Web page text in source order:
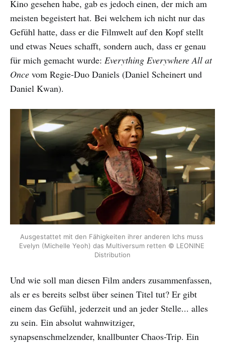
Kino gesehen habe, gab es jedoch einen, der mich am
meisten begeistert hat. Bei welchem ich nicht nur das
Gefühl hatte, dass er die Filmwelt auf den Kopf stellt
und etwas Neues schafft, sondern auch, dass er genau
für mich gemacht wurde: Everything Everywhere All at
Once vom Regie-Duo Daniels (Daniel Scheinert und
Daniel Kwan).
Ausgestattet mit den Fähigkeiten ihrer anderen Ichs muss
Evelyn (Michelle Yeoh) das Multiversum retten © LEONINE
Distribution
Und wie soll man diesen Film anders zusammenfassen,
als er es bereits selbst über seinen Titel tut? Er gibt
einem das Gefühl, jederzeit und an jeder Stelle... alles
zu sein. Ein absolut wahnwitziger,
synapsenschmelzender, knallbunter Chaos-Trip. Ein